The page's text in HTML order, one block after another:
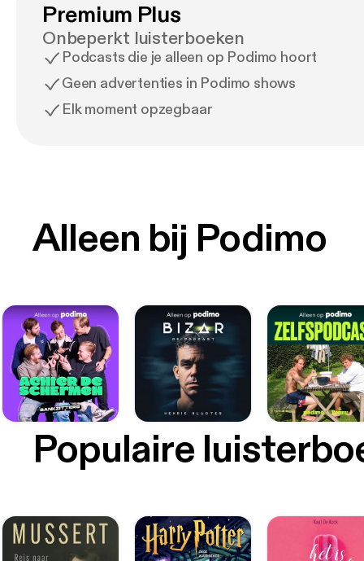
Premium Plus
Onbeperkt luisterboeken
Podcasts die je alleen op Podimo hoort
Geen advertenties in Podimo shows
Elk moment opzegbaar
Alleen bij Podimo
Populaire